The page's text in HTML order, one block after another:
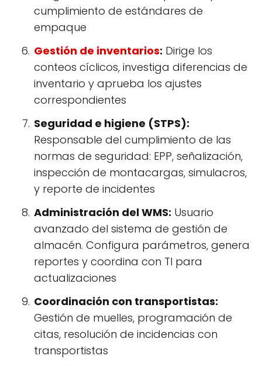
cumplimiento de estándares de
empaque
Gestión de inventarios: Dirige los
conteos cíclicos, investiga diferencias de
inventario y aprueba los ajustes
correspondientes
Seguridad e higiene (STPS):
Responsable del cumplimiento de las
normas de seguridad: EPP, señalización,
inspección de montacargas, simulacros,
y reporte de incidentes
Administración del WMS: Usuario
avanzado del sistema de gestión de
almacén. Configura parámetros, genera
reportes y coordina con TI para
actualizaciones
Coordinación con transportistas:
Gestión de muelles, programación de
citas, resolución de incidencias con
transportistas